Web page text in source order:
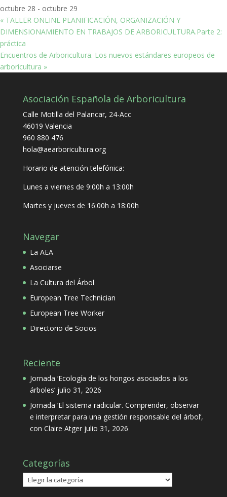
octubre 28 - octubre 29
« TALLER ONLINE PLANIFICACIÓN, ORGANIZACIÓN Y
DIMENSIONAMIENTO EN TRABAJOS DE ARBORICULTURA.Parte 2:
práctica
Encuentros de Arboricultura. Los nuevos estándares europeos de
arboricultura »
Asociación Española de Arboricultura
Calle Motilla del Palancar, 24-Acc
46019 Valencia
960 880 476
hola@aearboricultura.org
Horario de atención telefónica:
Lunes a viernes de 9:00h a 13:00h
Martes y jueves de 16:00h a 18:00h
Navegar
La AEA
Asociarse
La Cultura del Árbol
European Tree Technician
European Tree Worker
Directorio de Socios
Reciente
Jornada ‘Ecología de los hongos asociados a los
árboles’ julio 31, 2026
Jornada ‘El sistema radicular. Comprender, observar
e interpretar para una gestión responsable del árbol’,
con Claire Atger julio 31, 2026
Categorías
Categorías